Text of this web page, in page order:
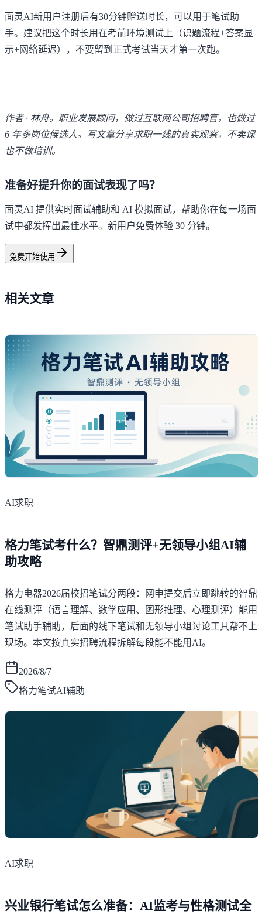
面灵AI新用户注册后有30分钟赠送时长，可以用于笔试助
手。建议把这个时长用在考前环境测试上（识题流程+答案显
示+网络延迟），不要留到正式考试当天才第一次跑。
作者 · 林舟。职业发展顾问，做过互联网公司招聘官，也做过
6 年多岗位候选人。写文章分享求职一线的真实观察，不卖课
也不做培训。
准备好提升你的面试表现了吗？
面灵AI 提供实时面试辅助和 AI 模拟面试，帮助你在每一场面
试中都发挥出最佳水平。新用户免费体验 30 分钟。
免费开始使用
相关文章
AI求职
格力笔试考什么？智鼎测评+无领导小组AI辅
助攻略
格力电器2026届校招笔试分两段：网申提交后立即跳转的智鼎
在线测评（语言理解、数学应用、图形推理、心理测评）能用
笔试助手辅助，后面的线下笔试和无领导小组讨论工具帮不上
现场。本文按真实招聘流程拆解每段能不能用AI。
2026/8/7
格力笔试AI辅助
AI求职
兴业银行笔试怎么准备：AI监考与性格测试全